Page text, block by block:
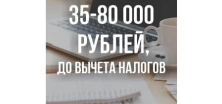
Новосибирские хирурги спасли сердце восьмиклассницы
с донорским клапаном